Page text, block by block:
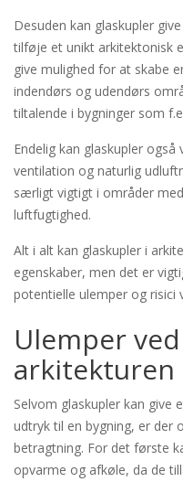
Desuden kan glaskupler
tilføje et unikt arkitektonisk
give mulighed for at skabe
indendørs og udendørs
tiltalende i bygninger som
Endelig kan glaskupler
ventilation og naturlig
særligt vigtigt i områder
luftfugtighed.
Alt i alt kan glaskupler i
egenskaber, men det er
potentielle ulemper og risici
Ulemper
arkitekturen
Selvom glaskupler kan
udtryk til en bygning, er der
betragtning. For det første
opvarme og afkøle, da de